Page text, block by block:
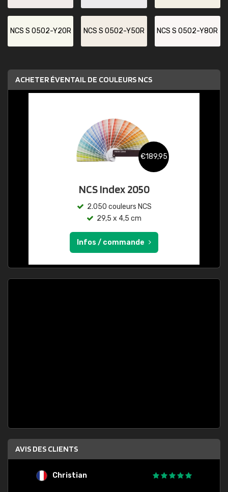
NCS S 0502-Y20R NCS S 0502-Y50R NCS S 0502-Y80R
ACHETER ÉVENTAIL DE COULEURS NCS
€189,95
NCS Index 2050
2.050 couleurs NCS
29,5 x 4,5 cm
Infos / commande
AVIS DES CLIENTS
Christian